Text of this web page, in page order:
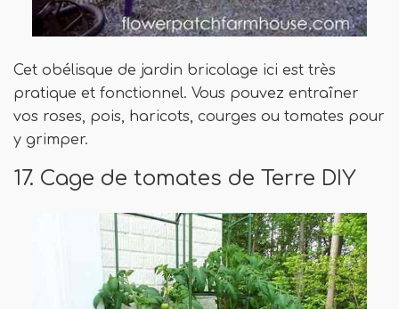
Cet obélisque de jardin bricolage ici est très
pratique et fonctionnel. Vous pouvez entraîner
vos roses, pois, haricots, courges ou tomates pour
y grimper.
17. Cage de tomates de Terre DIY